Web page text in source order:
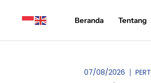
Beranda Tentang
07/08/2026